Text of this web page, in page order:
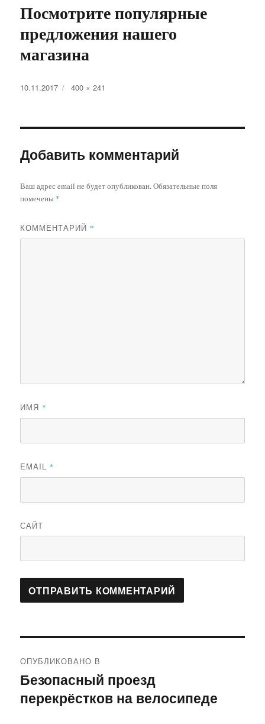
Посмотрите популярные
предложения нашего
магазина
Опубликовано
10.11.2017
Полный
400 × 241
Добавить комментарий
Ваш адрес email не будет опубликован.Обязательные поля
помечены *
КОММЕНТАРИЙ *
ИМЯ *
EMAIL *
САЙТ
по
записям
ОПУБЛИКОВАНО В
Безопасный проезд
перекрёстков на велосипеде